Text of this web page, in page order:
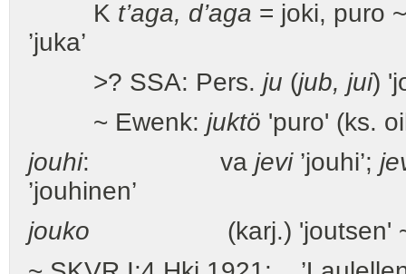
K t’aga, d’aga = joki, puro
’juka’
>? SSA: Pers. ju (jub, jui)
~ Ewenk: juktö 'puro' (ks.
jouhi: va jevi’jouhi’;
’jouhinen’
jouko (karj.) 'joutsen' ~?